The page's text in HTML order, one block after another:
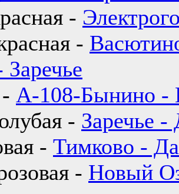
-
-
А-108-Бынино -
- Заречье -
- Тимково -
- Новый